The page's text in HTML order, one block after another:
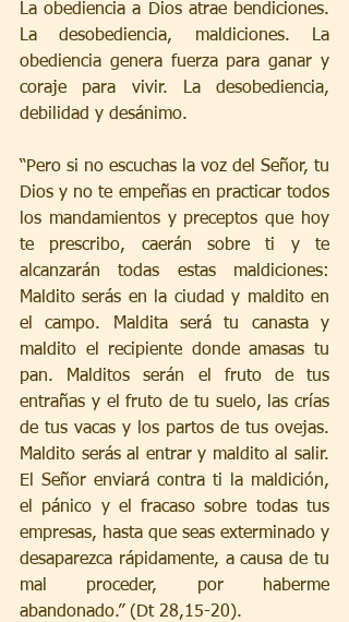
La obediencia a Dios atrae bendiciones.
La desobediencia, maldiciones. La
obediencia genera fuerza para ganar y
coraje para vivir. La desobediencia,
debilidad y desánimo.
“Pero si no escuchas la voz del Señor, tu
Dios y no te empeñas en practicar todos
los mandamientos y preceptos que hoy
te prescribo, caerán sobre ti y te
alcanzarán todas estas maldiciones:
Maldito serás en la ciudad y maldito en
el campo. Maldita será tu canasta y
maldito el recipiente donde amasas tu
pan. Malditos serán el fruto de tus
entrañas y el fruto de tu suelo, las crías
de tus vacas y los partos de tus ovejas.
Maldito serás al entrar y maldito al salir.
El Señor enviará contra ti la maldición,
el pánico y el fracaso sobre todas tus
empresas, hasta que seas exterminado y
desaparezca rápidamente, a causa de tu
mal proceder, por haberme
abandonado.” (Dt 28,15-20).